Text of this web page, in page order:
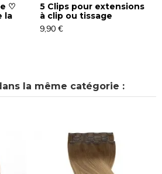
♡
la
5 Clips pour extensions
à clip ou tissage
9,90 €
la même catégorie :